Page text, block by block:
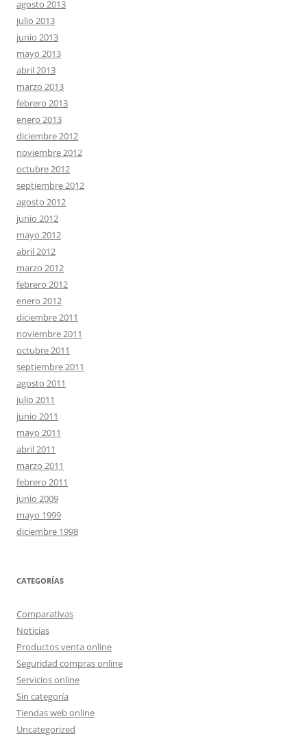
agosto 2013
julio 2013
junio 2013
mayo 2013
abril 2013
marzo 2013
febrero 2013
enero 2013
diciembre 2012
noviembre 2012
octubre 2012
septiembre 2012
agosto 2012
junio 2012
mayo 2012
abril 2012
marzo 2012
febrero 2012
enero 2012
diciembre 2011
noviembre 2011
octubre 2011
septiembre 2011
agosto 2011
julio 2011
junio 2011
mayo 2011
abril 2011
marzo 2011
febrero 2011
junio 2009
mayo 1999
diciembre 1998
CATEGORÍAS
Comparativas
Noticias
Productos venta online
Seguridad compras online
Servicios online
Sin categoría
Tiendas web online
Uncategorized